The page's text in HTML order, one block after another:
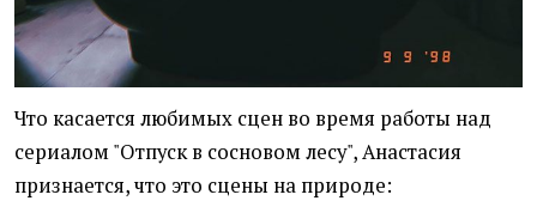
Что касается любимых сцен во время работы над
сериалом "Отпуск в сосновом лесу", Анастасия
признается, что это сцены на природе: